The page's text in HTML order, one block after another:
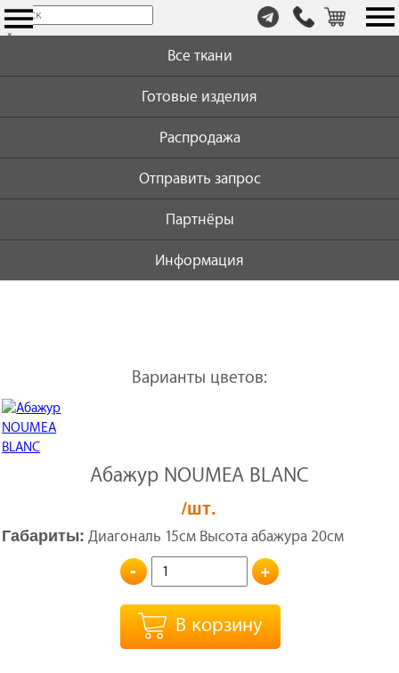
×
т.
+7
Все ткани
Готовые изделия
Распродажа
Отправить запрос
Партнёры
Информация
Варианты цветов:
Абажур NOUMEA BLANC
/шт.
Габариты: Диагональ 15см Высота абажура 20см
- +
В корзину